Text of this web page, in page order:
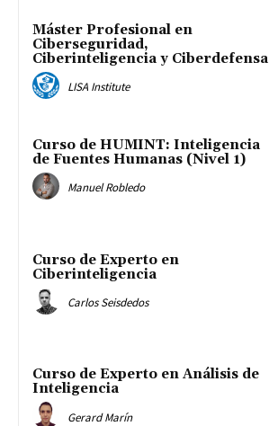
Máster Profesional en
Ciberseguridad,
Ciberinteligencia y Ciberdefensa
LISA Institute
Curso de HUMINT: Inteligencia
de Fuentes Humanas (Nivel 1)
Manuel Robledo
Curso de Experto en
Ciberinteligencia
Carlos Seisdedos
Curso de Experto en Análisis de
Inteligencia
Gerard Marín